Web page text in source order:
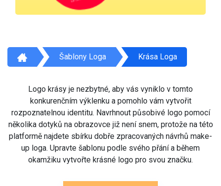
Šablony Loga Krása Loga
Logo krásy je nezbytné, aby vás vyniklo v tomto
konkurenčním výklenku a pomohlo vám vytvořit
rozpoznatelnou identitu. Navrhnout působivé logo pomocí
několika dotyků na obrazovce již není snem, protože na této
platformě najdete sbírku dobře zpracovaných návrhů make-
up loga. Upravte šablonu podle svého přání a během
okamžiku vytvořte krásné logo pro svou značku.